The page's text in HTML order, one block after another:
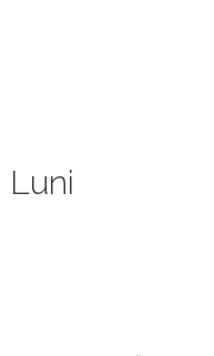
Luni